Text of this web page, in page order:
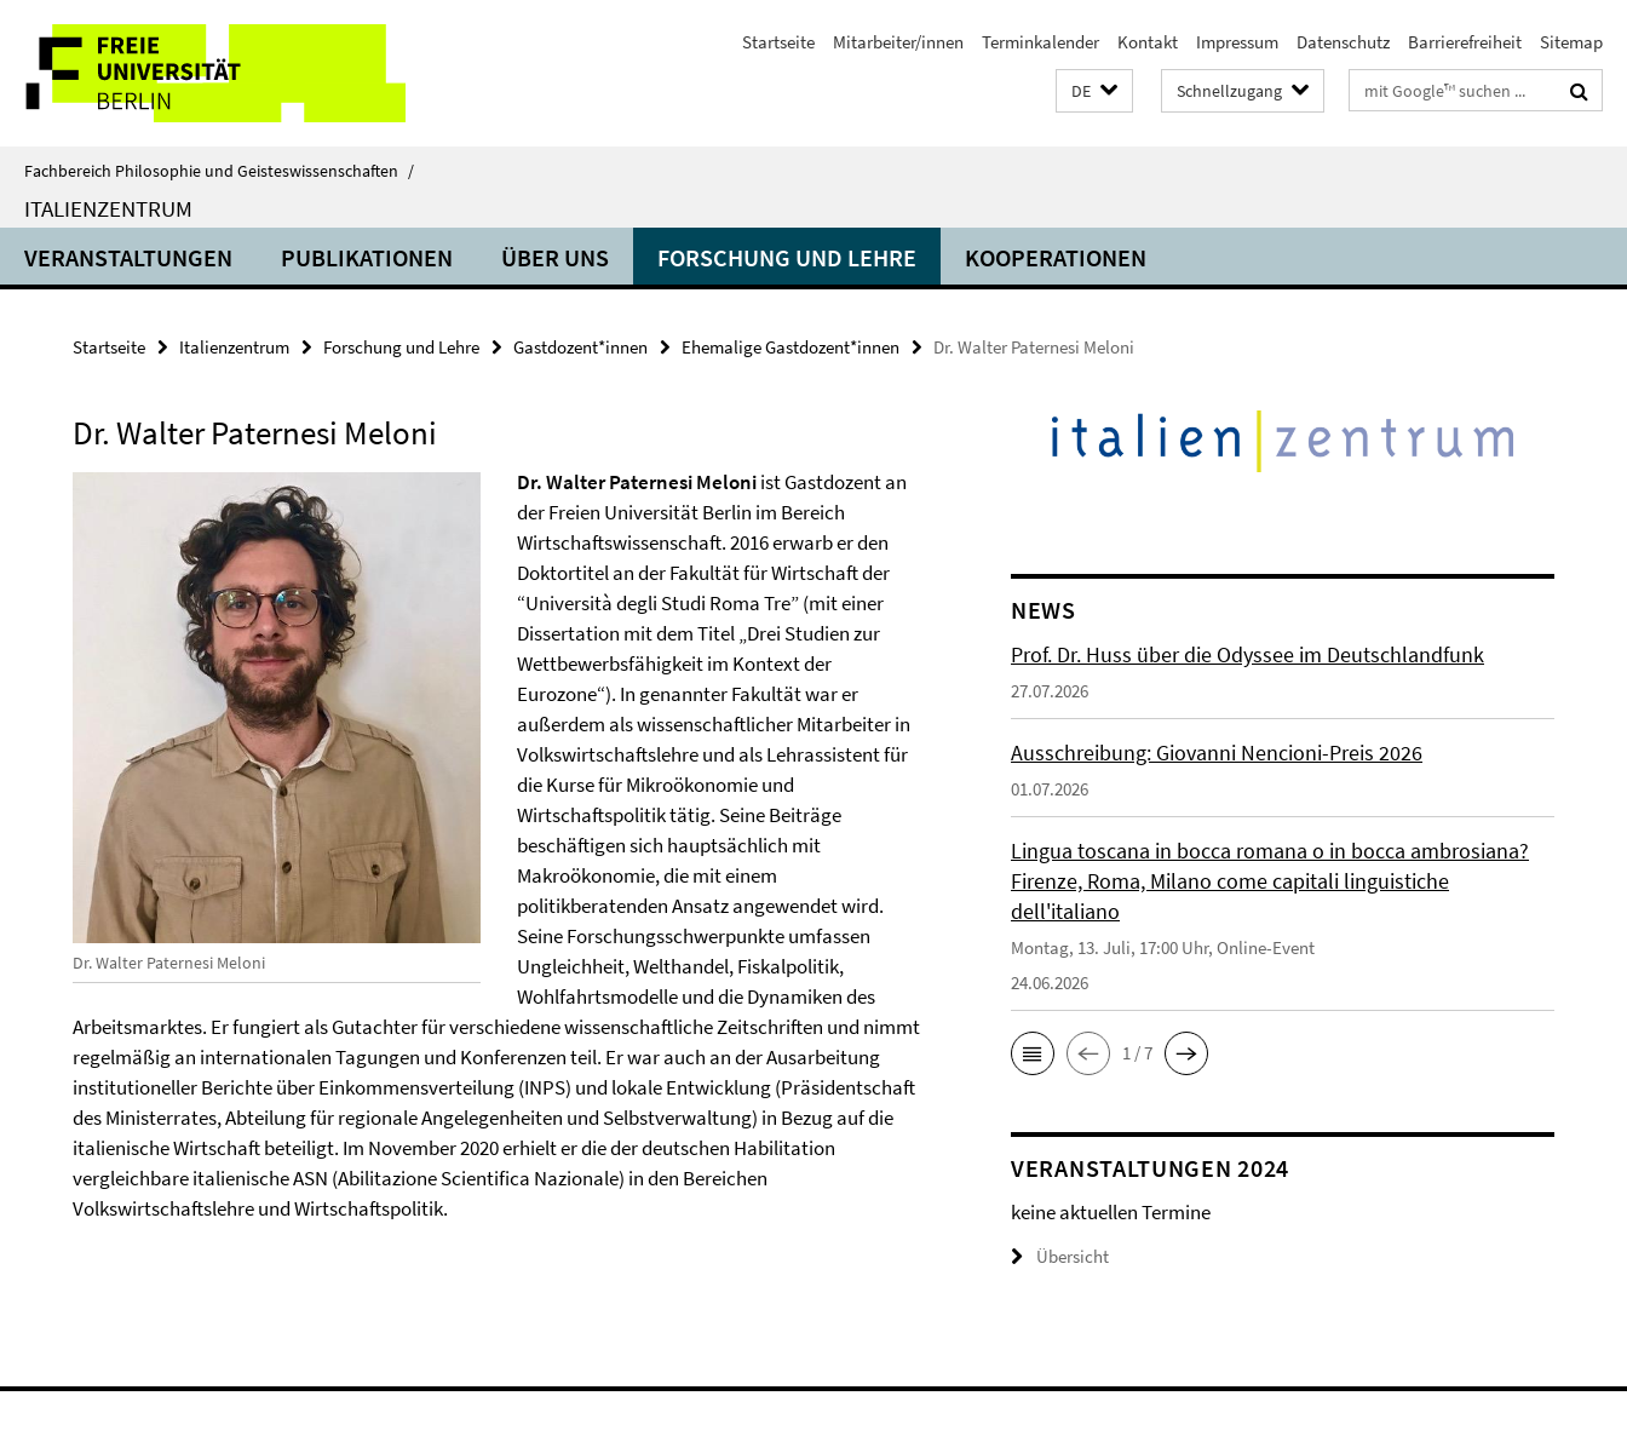
direkt
Inhalt
Service-
Navigation
Startseite Mitarbeiter/innen Terminkalender Kontakt Impressum Datenschutz Barrierefreiheit Sitemap
DE Schnellzugang Suchbegriffe
Fachbereich Philosophie und Geisteswissenschaften /
ITALIENZENTRUM
VERANSTALTUNGEN PUBLIKATIONEN ÜBER UNS FORSCHUNG UND LEHRE KOOPERATIONEN
Startseite Italienzentrum Forschung und Lehre Gastdozent*innen Ehemalige Gastdozent*innen Dr. Walter Paternesi Meloni
Dr. Walter Paternesi Meloni
Dr. Walter Paternesi Meloni
Dr. Walter Paternesi Meloniist Gastdozent an
der Freien Universität Berlin im Bereich
Wirtschaftswissenschaft. 2016 erwarb er den
Doktortitel an der Fakultät für Wirtschaft der
“Università degli Studi Roma Tre” (mit einer
Dissertation mit dem Titel „Drei Studien zur
Wettbewerbsfähigkeit im Kontext der
Eurozone“). In genannter Fakultät war er
außerdem als wissenschaftlicher Mitarbeiter in
Volkswirtschaftslehre und als Lehrassistent für
die Kurse für Mikroökonomie und
Wirtschaftspolitik tätig. Seine Beiträge
beschäftigen sich hauptsächlich mit
Makroökonomie, die mit einem
politikberatenden Ansatz angewendet wird.
Seine Forschungsschwerpunkte umfassen
Ungleichheit, Welthandel, Fiskalpolitik,
Wohlfahrtsmodelle und die Dynamiken des
Arbeitsmarktes. Er fungiert als Gutachter für verschiedene wissenschaftliche Zeitschriften und nimmt
regelmäßig an internationalen Tagungen und Konferenzen teil. Er war auch an der Ausarbeitung
institutioneller Berichte über Einkommensverteilung (INPS) und lokale Entwicklung (Präsidentschaft
des Ministerrates, Abteilung für regionale Angelegenheiten und Selbstverwaltung) in Bezug auf die
italienische Wirtschaft beteiligt. Im November 2020 erhielt er die der deutschen Habilitation
vergleichbare italienische ASN (Abilitazione Scientifica Nazionale) in den Bereichen
Volkswirtschaftslehre und Wirtschaftspolitik.
NEWS
Prof. Dr. Huss über die Odyssee im Deutschlandfunk
27.07.2026
Ausschreibung: Giovanni Nencioni-Preis 2026
01.07.2026
Lingua toscana in bocca romana o in bocca ambrosiana?
Firenze, Roma, Milano come capitali linguistiche
dell'italiano
Montag, 13. Juli, 17:00 Uhr, Online-Event
24.06.2026
1 / 7
VERANSTALTUNGEN 2024
keine aktuellen Termine
Übersicht